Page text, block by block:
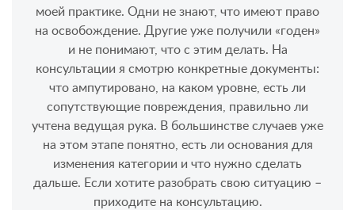
моей практике. Одни не знают, что имеют право
на освобождение. Другие уже получили «годен»
и не понимают, что с этим делать. На
консультации я смотрю конкретные документы:
что ампутировано, на каком уровне, есть ли
сопутствующие повреждения, правильно ли
учтена ведущая рука. В большинстве случаев уже
на этом этапе понятно, есть ли основания для
изменения категории и что нужно сделать
дальше. Если хотите разобрать свою ситуацию –
приходите на консультацию.